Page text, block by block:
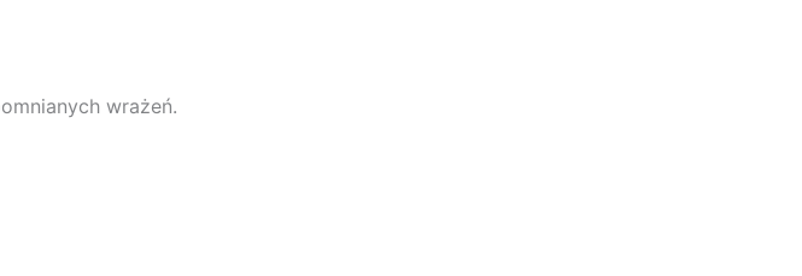
wrażeń.